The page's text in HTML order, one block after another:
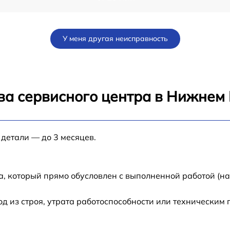
от 30 мин
У меня другая неисправность
сервисного центра в
— до 3 месяцев.
который прямо обусловлен с выполненной работой
строя, утрата работоспособности или